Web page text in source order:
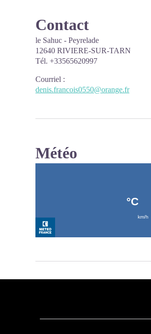
Contact
le Sahuc - Peyrelade
12640 RIVIERE-SUR-TARN
Tél. +33565620997
Courriel :
denis.francois0550@orange.fr
Météo